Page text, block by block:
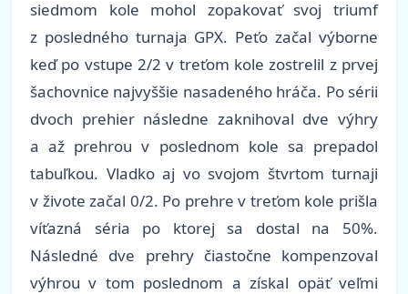
siedmom kole mohol zopakovať svoj triumf
z posledného turnaja GPX. Peťo začal výborne
keď po vstupe 2/2 v treťom kole zostrelil z prvej
šachovnice najvyššie nasadeného hráča. Po sérii
dvoch prehier následne zaknihoval dve výhry
a až prehrou v poslednom kole sa prepadol
tabuľkou. Vladko aj vo svojom štvrtom turnaji
v živote začal 0/2. Po prehre v treťom kole prišla
víťazná séria po ktorej sa dostal na 50%.
Následné dve prehry čiastočne kompenzoval
výhrou v tom poslednom a získal opäť veľmi